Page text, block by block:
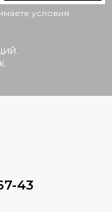
условия
43